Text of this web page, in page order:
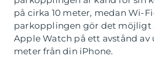
på cirka 10 meter, medan Wi-
parkopplingen gör det möjligt
Apple Watch på ett avstånd av
meter från din iPhone.